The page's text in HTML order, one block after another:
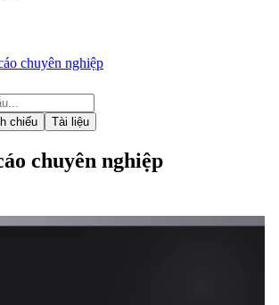
chuyên nghiệp
chiếu Tài liệu
chuyên nghiệp